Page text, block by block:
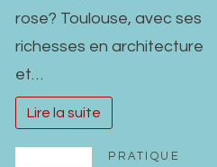
rose? Toulouse, avec ses
richesses en architecture
et…
Lire la suite
PRATIQUE